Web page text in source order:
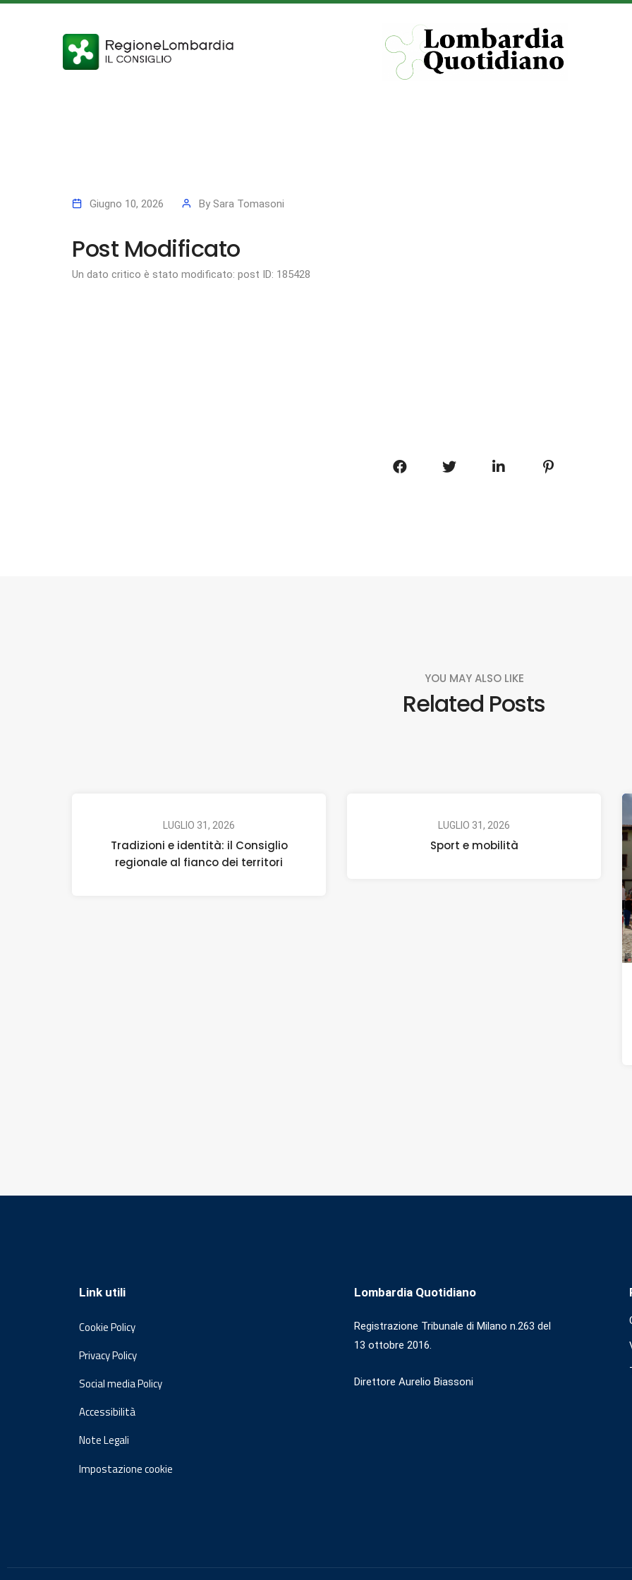
Giugno 10, 2026 By Sara Tomasoni
Post Modificato
Un dato critico è stato modificato: post ID: 185428
YOU MAY ALSO LIKE
Related Posts
LUGLIO 31, 2026
Tradizioni e identità: il Consiglio
regionale al fianco dei territori
LUGLIO 31, 2026
Sport e mobilità
Link utili
Cookie Policy
Privacy Policy
Social media Policy
Accessibilità
Note Legali
Impostazione cookie
Lombardia Quotidiano
Registrazione Tribunale di Milano n.263 del
13 ottobre 2016.
Direttore Aurelio Biassoni